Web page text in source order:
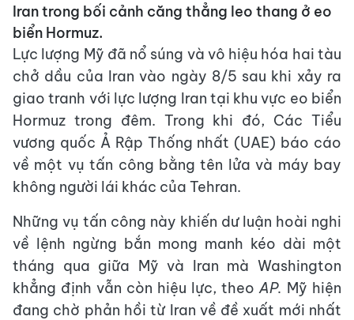
Iran trong bối cảnh căng thẳng leo thang ở eo
biển Hormuz.
Lực lượng Mỹ đã nổ súng và vô hiệu hóa hai tàu
chở dầu của Iran vào ngày 8/5 sau khi xảy ra
giao tranh với lực lượng Iran tại khu vực eo biển
Hormuz trong đêm. Trong khi đó, Các Tiểu
vương quốc Ả Rập Thống nhất (UAE) báo cáo
về một vụ tấn công bằng tên lửa và máy bay
không người lái khác của Tehran.
Những vụ tấn công này khiến dư luận hoài nghi
về lệnh ngừng bắn mong manh kéo dài một
tháng qua giữa Mỹ và Iran mà Washington
khẳng định vẫn còn hiệu lực, theoAP. Mỹ hiện
đang chờ phản hồi từ Iran về đề xuất mới nhất